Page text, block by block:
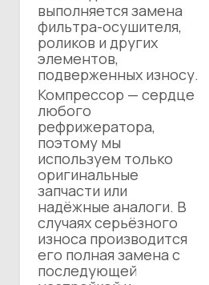
выполняется замена
фильтра-осушителя,
роликов и других
элементов,
подверженных износу.
Компрессор — сердце
любого
рефрижератора,
поэтому мы
используем только
оригинальные
запчасти или
надёжные аналоги. В
случаях серьёзного
износа производится
его полная замена с
последующей